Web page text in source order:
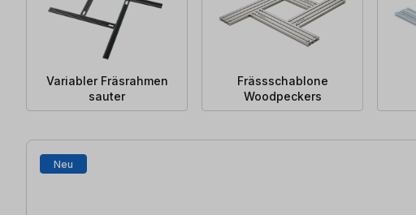
Variabler Fräsrahmen
sauter
Frässschablone
Woodpeckers
20 Artikel gefunden
Neu